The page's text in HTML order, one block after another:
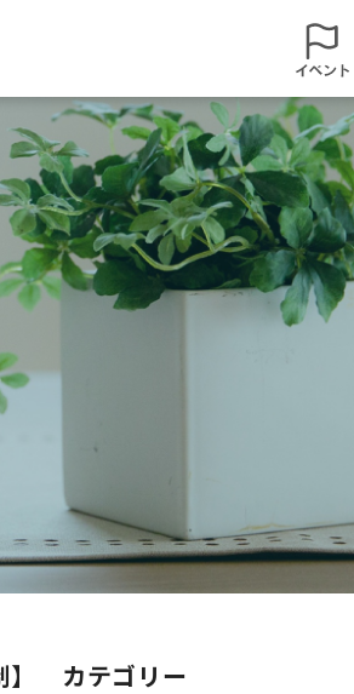
カテゴリー